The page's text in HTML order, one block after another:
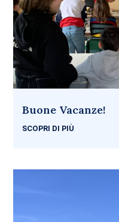
Buone Vacanze!
SCOPRI DI PIÙ